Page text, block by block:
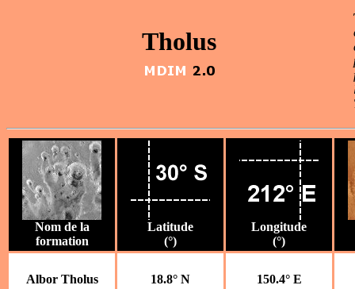
Tholus
Nom de la
formation
Latitude
(°)
Longitude
(°)
Albor Tholus 18.8° N 150.4° E